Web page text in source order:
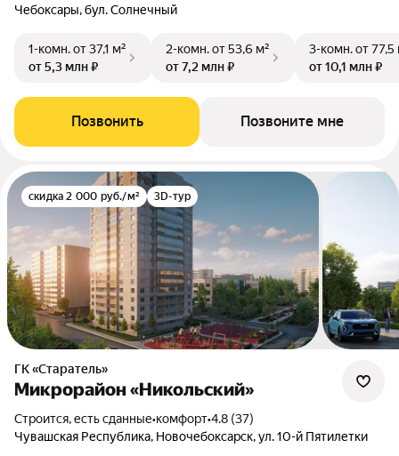
Чебоксары, бул. Солнечный
1-комн.от 37,1 м²
от 5,3 млн ₽
2-комн.от 53,6 м²
от 7,2 млн ₽
3-комн.от 77,5
от 10,1 млн ₽
Позвонить Позвоните мне
скидка 2 000 руб./м² 3D-тур
ГК «Старатель»
Микрорайон «Никольский»
Строится, есть сданные•комфорт•4.8 (37)
Чувашская Республика, Новочебоксарск, ул. 10-й Пятилетки